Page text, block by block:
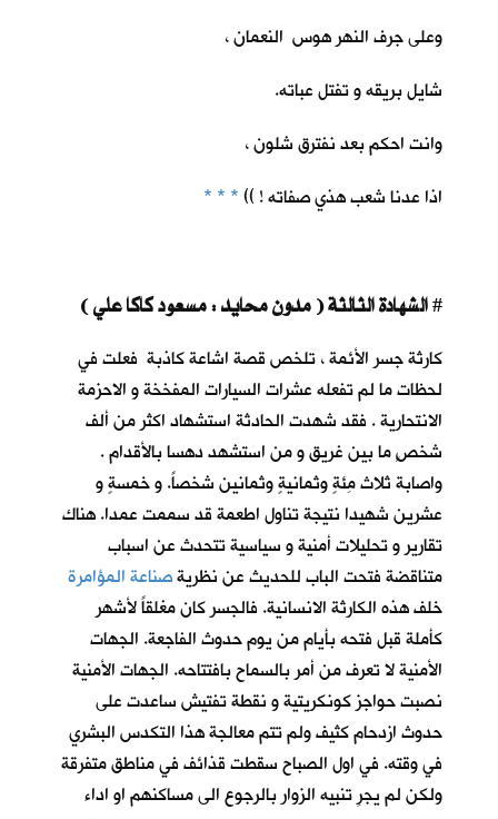
وعلى جرف النهر هوس النعمان ،
شايل بريقه و تفتل عباته.
وانت احكم بعد نفترق شلون ،
اذا عدنا شعب هذي صفاته ! ))* * *
# الشهادة الثالثة ( مدون محايد : مسعود كاكا علي )
كارثة جسر الأئمة ، تلخص قصة اشاعة كاذبة فعلت في
لحظات ما لم تفعله عشرات السيارات المفخخة و الاحزمة
الانتحارية . فقد شهدت الحادثة استشهاد اكثر من ألف
شخصٍ ما بين غريق و من استشهد دهسا بالأقدام .
واصابة ثلاث مِئةٍ وثمانيةٍ وثمانين شخصاً. و خمسةٍ و
عشرين شهيدا نتيجة تناول اطعمة قد سممت عمدا. هناك
تقارير و تحليلات أمنية و سياسية تتحدث عن اسباب
متناقضة فتحت الباب للحديث عن نظريةصناعة المؤامرة
خلف هذه الكارثة الانسانية. فالجسر كان مغلقاً لأشهر
كأملة قبل فتحه بأيام من يوم حدوث الفاجعة. الجهات
الأمنية لا تعرف من أمر بالسماح بافتتاحه. الجهات الأمنية
نصبت حواجز كونكريتية و نقطة تفتيش ساعدت على
حدوث ازدحام كثيف ولم تتم معالجة هذا التكدس البشري
في وقته. في اول الصباح سقطت قذائف في مناطق متفرقة
ولكن لم يجرِ تنبيه الزوار بالرجوع الى مساكنهم او اداء